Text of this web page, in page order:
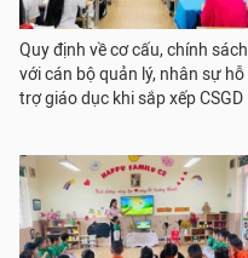
Quy định về cơ cấu, chính sách
với cán bộ quản lý, nhân sự hỗ
trợ giáo dục khi sắp xếp CSGD